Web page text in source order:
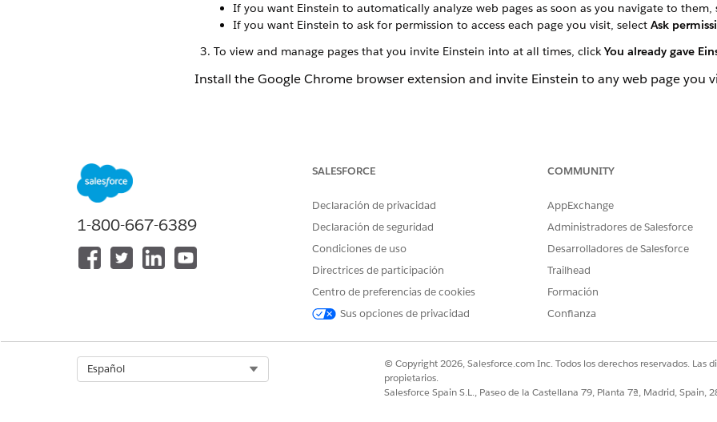
If you want Einstein to automatically analyze web pages as soon as you navigate to them,
If you want Einstein to ask for permission to access each page you visit, select Ask
To view and manage pages that you invite Einstein into at all times, click You already gave
Install the Google Chrome browser extension and invite Einstein to any web page you
¡Háganos saber cómo podemos mejorar!
1-800-667-6389
SALESFORCE
Declaración de privacidad
Declaración de seguridad
Condiciones de uso
Directrices de participación
Centro de preferencias de cookies
Sus opciones de privacidad
COMMUNITY
AppExchange
Administradores de Salesforce
Desarrolladores de Salesforce
Trailhead
Formación
Confianza
Español
© Copyright 2026, Salesforce.com Inc. Todos los derechos reservados. Las
propietarios.
Salesforce Spain S.L., Paseo de la Castellana 79, Planta 7ª, Madrid, Spain,